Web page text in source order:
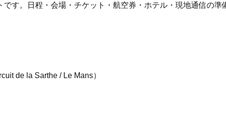
す。日程・会場・チケット・航空券・ホテル・現地通信の準
de la Sarthe / Le Mans）